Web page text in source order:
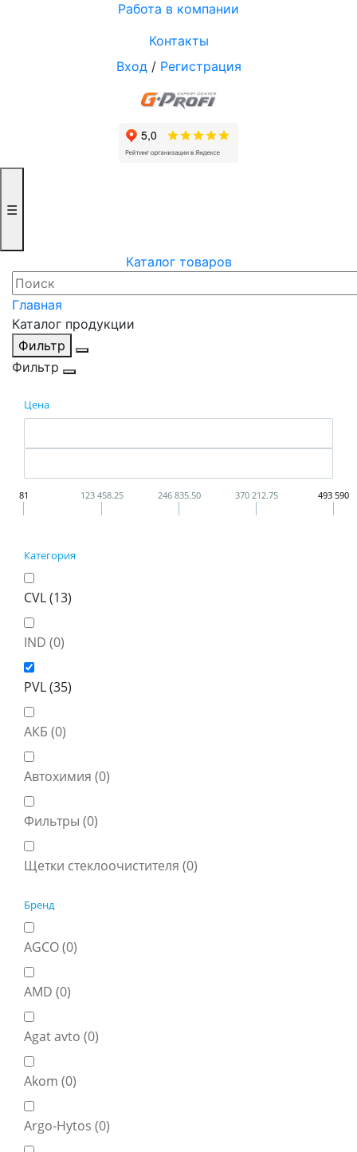
Работа в компании
Контакты
Вход/ Регистрация
☰
Каталог товаров
Главная
Каталог продукции
Фильтр
Фильтр
Цена
81 123 458.25 246 835.50 370 212.75 493 590
Категория
CVL (13)
IND (0)
PVL (35)
АКБ (0)
Автохимия (0)
Фильтры (0)
Щетки стеклоочистителя (0)
Бренд
AGCO (0)
AMD (0)
Agat avto (0)
Akom (0)
Argo-Hytos (0)